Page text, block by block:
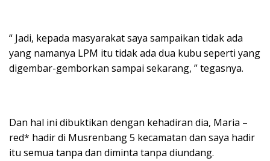
“ Jadi, kepada masyarakat saya sampaikan tidak ada
yang namanya LPM itu tidak ada dua kubu seperti yang
digembar-gemborkan sampai sekarang, ” tegasnya.
Dan hal ini dibuktikan dengan kehadiran dia, Maria –
red* hadir di Musrenbang 5 kecamatan dan saya hadir
itu semua tanpa dan diminta tanpa diundang.